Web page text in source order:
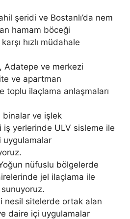
şeridi ve Bostanlı’da nem
hamam böceği
hızlı müdahale
Adatepe ve merkezi
ve apartman
toplu ilaçlama anlaşmaları
binalar ve işlek
iş yerlerinde ULV sisleme ile
uygulamalar
nüfuslu bölgelerde
jel ilaçlama ile
nesil sitelerde ortak alan
daire içi uygulamalar